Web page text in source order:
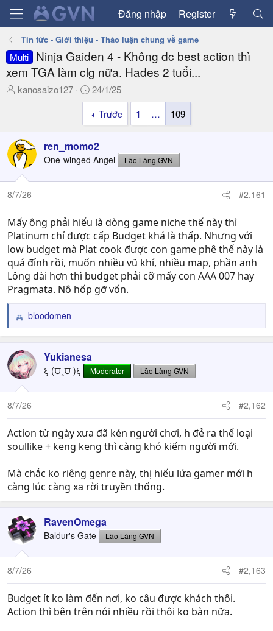
Đăng nhập Register
Tin tức - Giới thiệu - Thảo luận chung về game
Multi
Ninja Gaiden 4 - Không đc best action thì
xem TGA làm clg nữa. Hades 2 tuổi...
T
a
d
s
t
a
t
e
r
kanosaizo127
N
g
à
y
g
ử
24/1/25
Trước
1 … 109
ren_momo2
One-winged Angel Lão Làng GVN
8/7/26 #2,161
Mấy ông phải hiểu là dòng game niche thế này thì
Platinum chỉ được cấp Budget khá là thấp. Nhưng với
low budget mà Plat cook được con game phê thế này là
quá đỉnh rồi, muốn nhiều vũ khí, nhiều map, phần anh
Lông dài hơn thì budget phải cỡ mấy con AAA 007 hay
Pragmata. Nô hốp gỡ vốn.
R
e
c
t
i
o
n
bloodomen
Yukianesa
ξ (⩌‸⩌ )ξ Moderator Lão Làng GVN
8/7/26 #2,162
Action từ ngày xưa đã kén người chơi, h đẻ ra thể loại
soullike + keng keng thì càng khó kiếm người mới.
Mà chắc ko riêng genre này, thị hiếu lứa gamer mới h
càng lúc càng xa rời truyền thống.
RavenOmega
Baldur's Gate Lão Làng GVN
8/7/26 #2,163
Budget ít ko làm đến nơi, ko câu được khách thôi.
Action thì bên trên nói nhiều rồi thôi ko bàn nữa.